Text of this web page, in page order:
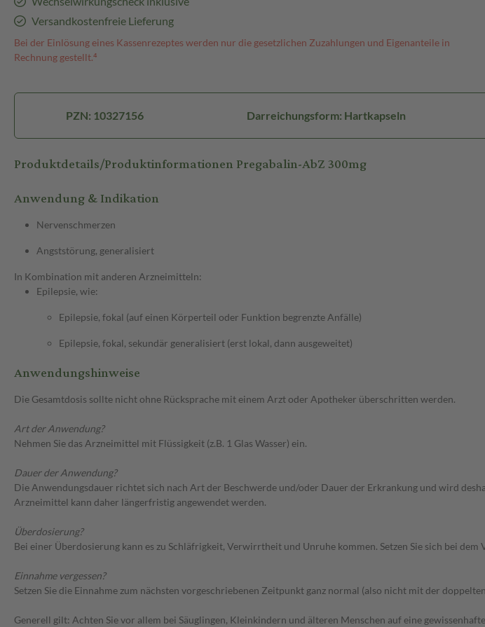
Versandkostenfreie Lieferung
Bei der Einlösung eines Kassenrezeptes werden nur die gesetzlichen Zuzahlungen und Eigenanteile in
Rechnung gestellt.⁴
PZN: 10327156 Darreichungsform: Hartkapseln
Produktdetails/Produktinformationen Pregabalin-AbZ 300mg
Anwendung & Indikation
Nervenschmerzen
Angststörung, generalisiert
In Kombination mit anderen Arzneimitteln:
Epilepsie, wie:
Epilepsie, fokal (auf einen Körperteil oder Funktion begrenzte Anfälle)
Epilepsie, fokal, sekundär generalisiert (erst lokal, dann ausgeweitet)
Anwendungshinweise
Die Gesamtdosis sollte nicht ohne Rücksprache mit einem Arzt oder Apotheker überschritten werden.
Art der Anwendung?
Nehmen Sie das Arzneimittel mit Flüssigkeit (z.B. 1 Glas Wasser) ein.
Dauer der Anwendung?
Die Anwendungsdauer richtet sich nach Art der Beschwerde und/oder Dauer der Erkrankung und wird
Arzneimittel kann daher längerfristig angewendet werden.
Überdosierung?
Bei einer Überdosierung kann es zu Schläfrigkeit, Verwirrtheit und Unruhe kommen. Setzen Sie sich bei
Einnahme vergessen?
Setzen Sie die Einnahme zum nächsten vorgeschriebenen Zeitpunkt ganz normal (also nicht mit der
Generell gilt: Achten Sie vor allem bei Säuglingen, Kleinkindern und älteren Menschen auf eine